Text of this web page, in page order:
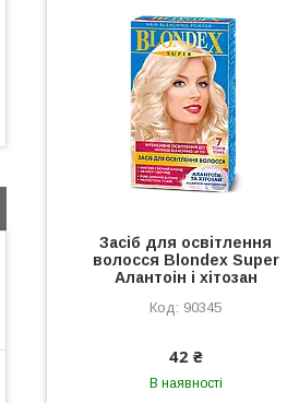
Засіб для освітлення
волосся Blondex Super
Алантоін і хітозан
90345
42 ₴
В наявності